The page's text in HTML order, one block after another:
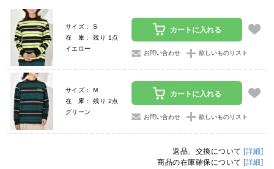
サイズ： S
在 庫： 残り 1点
イエロー
カートに入れる
お問い合わせ 欲しいものリスト
サイズ： M
在 庫： 残り 2点
グリーン
カートに入れる
お問い合わせ 欲しいものリスト
返品、交換について [詳細]
商品の在庫確保について [詳細]